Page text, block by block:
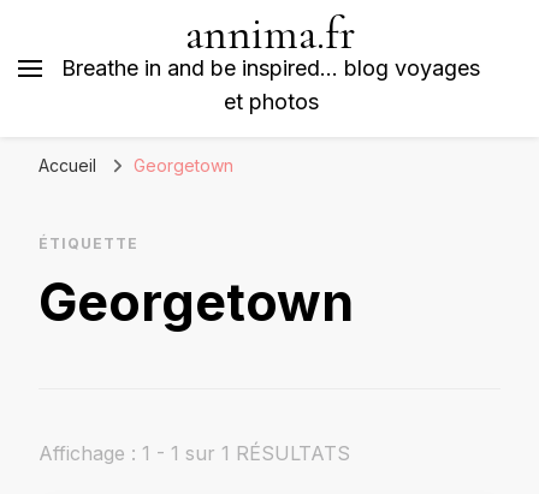
annima.fr
Breathe in and be inspired… blog voyages
et photos
Accueil Georgetown
ÉTIQUETTE
Georgetown
Affichage : 1 - 1 sur 1 RÉSULTATS